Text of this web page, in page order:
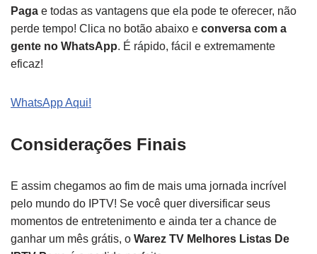
Paga e todas as vantagens que ela pode te oferecer, não
perde tempo! Clica no botão abaixo e conversa com a
gente no WhatsApp. É rápido, fácil e extremamente
eficaz!
WhatsApp Aqui!
Considerações Finais
E assim chegamos ao fim de mais uma jornada incrível
pelo mundo do IPTV! Se você quer diversificar seus
momentos de entretenimento e ainda ter a chance de
ganhar um mês grátis, o Warez TV Melhores Listas De